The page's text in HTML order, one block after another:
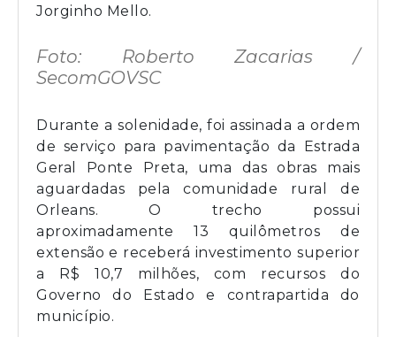
Jorginho Mello.
Foto: Roberto Zacarias /
SecomGOVSC
Durante a solenidade, foi assinada a ordem
de serviço para pavimentação da Estrada
Geral Ponte Preta, uma das obras mais
aguardadas pela comunidade rural de
Orleans. O trecho possui
aproximadamente 13 quilômetros de
extensão e receberá investimento superior
a R$ 10,7 milhões, com recursos do
Governo do Estado e contrapartida do
município.